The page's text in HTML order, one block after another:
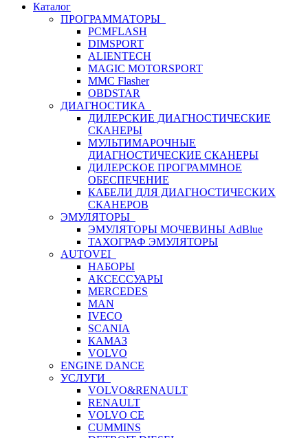
Каталог
ПРОГРАММАТОРЫ
PCMFLASH
DIMSPORT
ALIENTECH
MAGIC MOTORSPORT
MMC Flasher
OBDSTAR
ДИАГНОСТИКА
ДИЛЕРСКИЕ ДИАГНОСТИЧЕСКИЕ
СКАНЕРЫ
МУЛЬТИМАРОЧНЫЕ
ДИАГНОСТИЧЕСКИЕ СКАНЕРЫ
ДИЛЕРСКОЕ ПРОГРАММНОЕ
ОБЕСПЕЧЕНИЕ
КАБЕЛИ ДЛЯ ДИАГНОСТИЧЕСКИХ
СКАНЕРОВ
ЭМУЛЯТОРЫ
ЭМУЛЯТОРЫ МОЧЕВИНЫ АdBlue
ТАХОГРАФ ЭМУЛЯТОРЫ
AUTOVEI
НАБОРЫ
АКСЕССУАРЫ
MERCEDES
MAN
IVECO
SCANIA
КАМАЗ
VOLVO
ENGINE DANCE
УСЛУГИ
VOLVO&RENAULT
RENAULT
VOLVO CE
CUMMINS